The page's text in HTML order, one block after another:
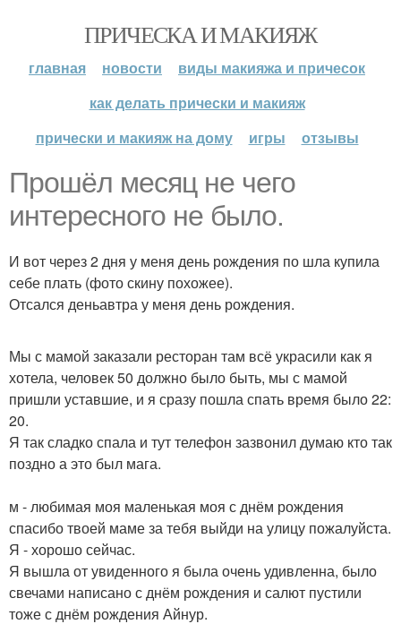
ПРИЧЕСКА И МАКИЯЖ
главная новости
виды макияжа и причесок
как делать прически и макияж
прически и макияж на дому
игры отзывы
Прошёл месяц не чего
интересного не было.
И вот через 2 дня у меня день рождения по шла купила
себе плать (фото скину похожее).
Отсался деньавтра у меня день рождения.
Мы с мамой заказали ресторан там всё украсили как я
хотела, человек 50 должно было быть, мы с мамой
пришли уставшие, и я сразу пошла спать время было 22:
20.
Я так сладко спала и тут телефон зазвонил думаю кто так
поздно а это был мага.
м - любимая моя маленькая моя с днём рождения
спасибо твоей маме за тебя выйди на улицу пожалуйста.
Я - хорошо сейчас.
Я вышла от увиденного я была очень удивленна, было
свечами написано с днём рождения и салют пустили
тоже с днём рождения Айнур.